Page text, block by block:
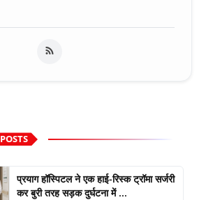
POSTS
प्रयाग हॉस्पिटल ने एक हाई-रिस्क ट्रॉमा सर्जरी
कर बुरी तरह सड़क दुर्घटना में ...